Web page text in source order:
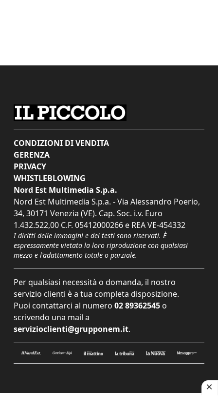
CONDIZIONI DI VENDITA
GERENZA
PRIVACY
WHISTLEBLOWING
Nord Est Multimedia S.p.a.
Nord Est Multimedia S.p.a. - Via Alessandro Poerio,
34, 30171 Venezia (VE). Cap. Soc. i.v. Euro
1.432.522,00 C.F. 05412000266 e REA VE-454332
I diritti delle immagini e dei testi sono riservati. È
espressamente vietata la loro riproduzione con qualsiasi
mezzo e l'adattamento totale o parziale.
Per qualsiasi necessità o domanda, il nostro
servizio clienti è a tua completa disposizione.
Puoi contattarci al numero 02 89362545 o
scrivendo una mail a
servizioclienti@grupponem.it.